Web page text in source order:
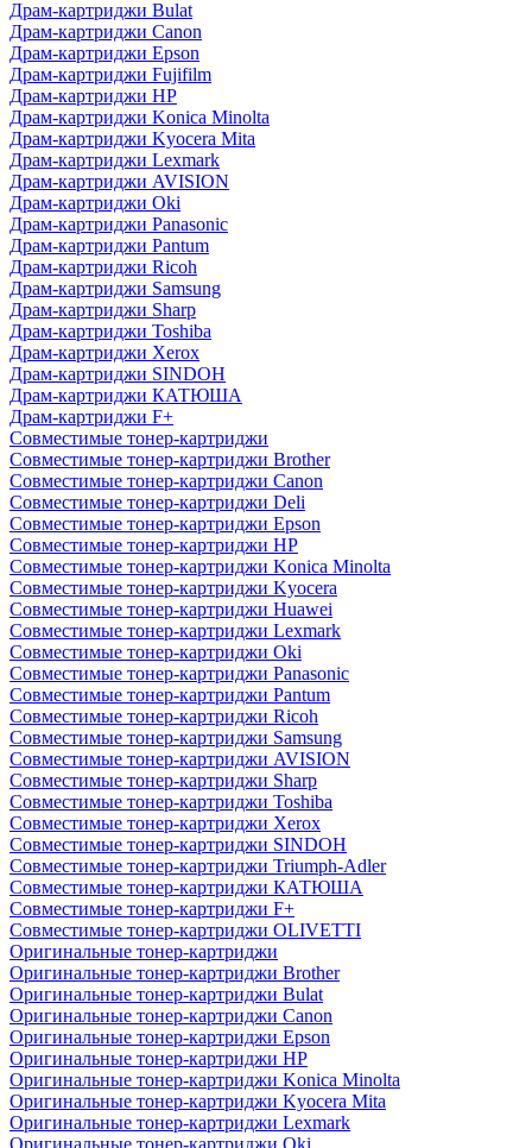
Драм-картриджи Bulat
Драм-картриджи Canon
Драм-картриджи Epson
Драм-картриджи Fujifilm
Драм-картриджи HP
Драм-картриджи Konica Minolta
Драм-картриджи Kyocera Mita
Драм-картриджи Lexmark
Драм-картриджи AVISION
Драм-картриджи Oki
Драм-картриджи Panasonic
Драм-картриджи Pantum
Драм-картриджи Ricoh
Драм-картриджи Samsung
Драм-картриджи Sharp
Драм-картриджи Toshiba
Драм-картриджи Xerox
Драм-картриджи SINDOH
Драм-картриджи КАТЮША
Драм-картриджи F+
Совместимые тонер-картриджи
Совместимые тонер-картриджи Brother
Совместимые тонер-картриджи Canon
Совместимые тонер-картриджи Deli
Совместимые тонер-картриджи Epson
Совместимые тонер-картриджи HP
Совместимые тонер-картриджи Konica Minolta
Совместимые тонер-картриджи Kyocera
Совместимые тонер-картриджи Huawei
Совместимые тонер-картриджи Lexmark
Совместимые тонер-картриджи Oki
Совместимые тонер-картриджи Panasonic
Совместимые тонер-картриджи Pantum
Совместимые тонер-картриджи Ricoh
Совместимые тонер-картриджи Samsung
Совместимые тонер-картриджи AVISION
Совместимые тонер-картриджи Sharp
Совместимые тонер-картриджи Toshiba
Совместимые тонер-картриджи Xerox
Совместимые тонер-картриджи SINDOH
Совместимые тонер-картриджи Triumph-Adler
Совместимые тонер-картриджи КАТЮША
Совместимые тонер-картриджи F+
Совместимые тонер-картриджи OLIVETTI
Оригинальные тонер-картриджи
Оригинальные тонер-картриджи Brother
Оригинальные тонер-картриджи Bulat
Оригинальные тонер-картриджи Canon
Оригинальные тонер-картриджи Epson
Оригинальные тонер-картриджи HP
Оригинальные тонер-картриджи Konica Minolta
Оригинальные тонер-картриджи Kyocera Mita
Оригинальные тонер-картриджи Lexmark
Оригинальные тонер-картриджи Oki